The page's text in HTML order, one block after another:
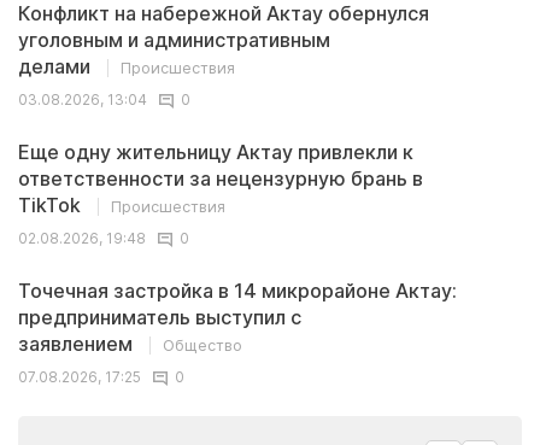
Конфликт на набережной Актау обернулся
уголовным и административным
делами
Происшествия
03.08.2026, 13:04
0
Еще одну жительницу Актау привлекли к
ответственности за нецензурную брань в
TikTok
Происшествия
02.08.2026, 19:48
0
Точечная застройка в 14 микрорайоне Актау:
предприниматель выступил с
заявлением
Общество
07.08.2026, 17:25
0